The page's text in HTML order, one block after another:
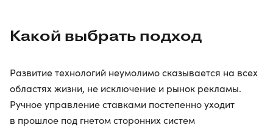
Какой выбрать подход
Развитие технологий неумолимо сказывается на всех
областях жизни, не исключение и рынок рекламы.
Ручное управление ставками постепенно уходит
в прошлое под гнетом сторонних систем